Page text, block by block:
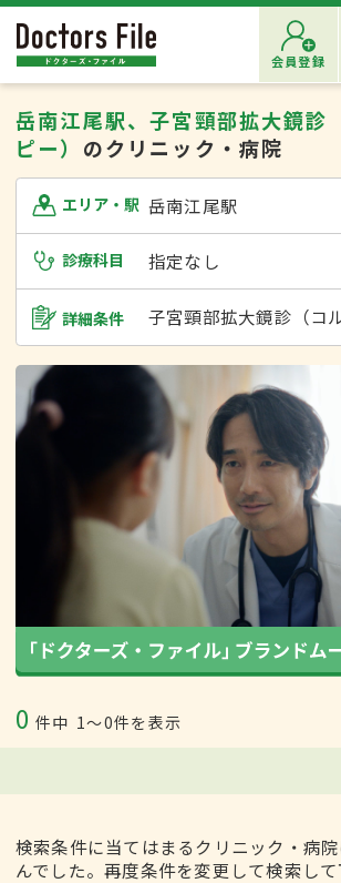
会員登録
岳南江尾駅、子宮頸部拡大鏡診
ピー） のクリニック・病院
エリア・駅 岳南江尾駅
診療科目 指定なし
詳細条件
0 件中 1〜0件を表示
検索条件に当てはまるクリニック・病
んでした。再度条件を変更して検索して